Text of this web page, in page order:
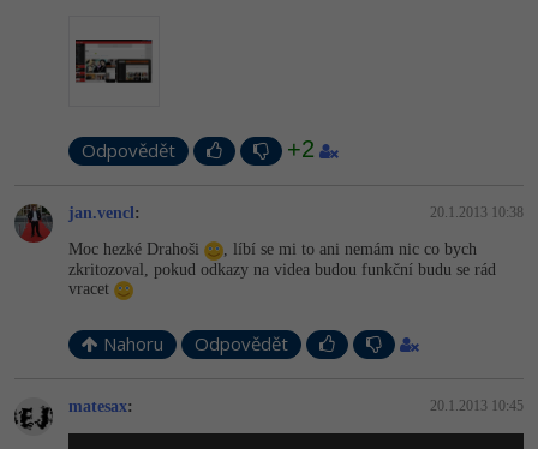
Odpovědět +2
jan.vencl: 20.1.2013 10:38
Moc hezké Drahoši
, líbí se mi to ani nemám nic co bych
zkritozoval, pokud odkazy na videa budou funkční budu se rád
vracet
Nahoru Odpovědět
matesax: 20.1.2013 10:45